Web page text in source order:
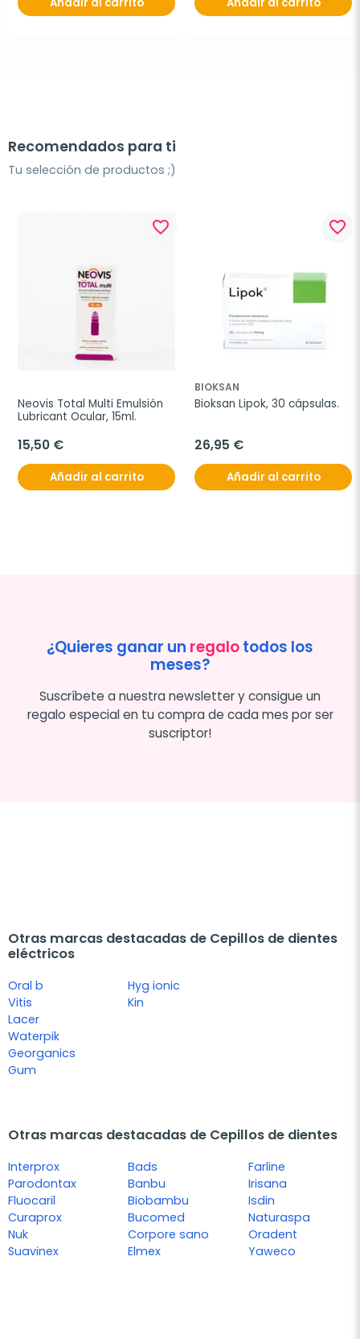
Añadir al carrito Añadir al carrito
Recomendados para ti
Tu selección de productos ;)
favorite_border
Neovis Total Multi Emulsión
Lubricant Ocular, 15ml.
15,50 €
Añadir al carrito
favorite_border
BIOKSAN
Bioksan Lipok, 30 cápsulas.
26,95 €
Añadir al carrito
¿Quieres ganar un regalotodos los
meses?
Suscríbete a nuestra newsletter y consigue un
regalo especial en tu compra de cada mes por ser
suscriptor!
Otras marcas destacadas de Cepillos de dientes
eléctricos
Oral b
Vitis
Lacer
Waterpik
Georganics
Gum
Hyg ionic
Kin
Otras marcas destacadas de Cepillos de dientes
Interprox
Parodontax
Fluocaril
Curaprox
Nuk
Suavinex
Bads
Banbu
Biobambu
Bucomed
Corpore sano
Elmex
Farline
Irisana
Isdin
Naturaspa
Oradent
Yaweco